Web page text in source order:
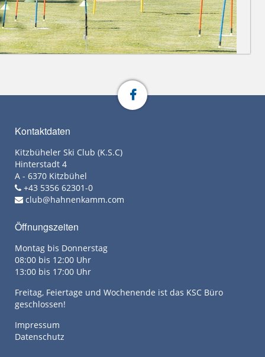
Kontaktdaten
Kitzbüheler Ski Club (K.S.C)
Hinterstadt 4
A - 6370 Kitzbühel
+43 5356 62301-0
club@hahnenkamm.com
Öffnungszeiten
Montag bis Donnerstag
08:00 bis 12:00 Uhr
13:00 bis 17:00 Uhr
Freitag, Feiertage und Wochenende ist das KSC Büro
geschlossen!
Impressum
Datenschutz